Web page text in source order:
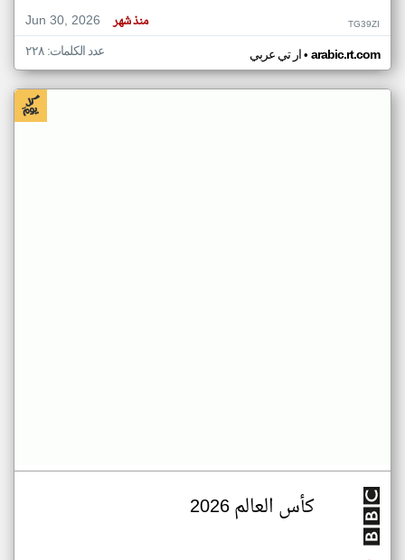
Jun 30, 2026
منذ شهر TG39ZI
ار تي عربي• arabic.rt.com عدد الكلمات: ٢٢٨
كأس العالم 2026